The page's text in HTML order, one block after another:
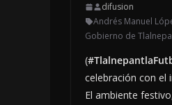
difusion
Andrés Manuel
Gobierno de
(
celebración con el
El ambiente